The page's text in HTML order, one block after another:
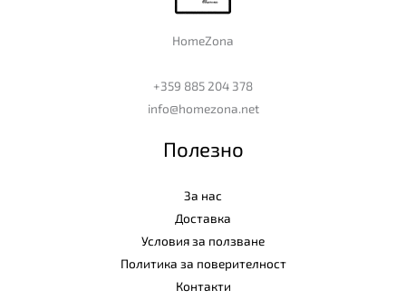
HomeZona
+359 885 204 378
info@homezona.net
Полезно
За нас
Доставка
Условия за ползване
Политика за поверителност
Контакти